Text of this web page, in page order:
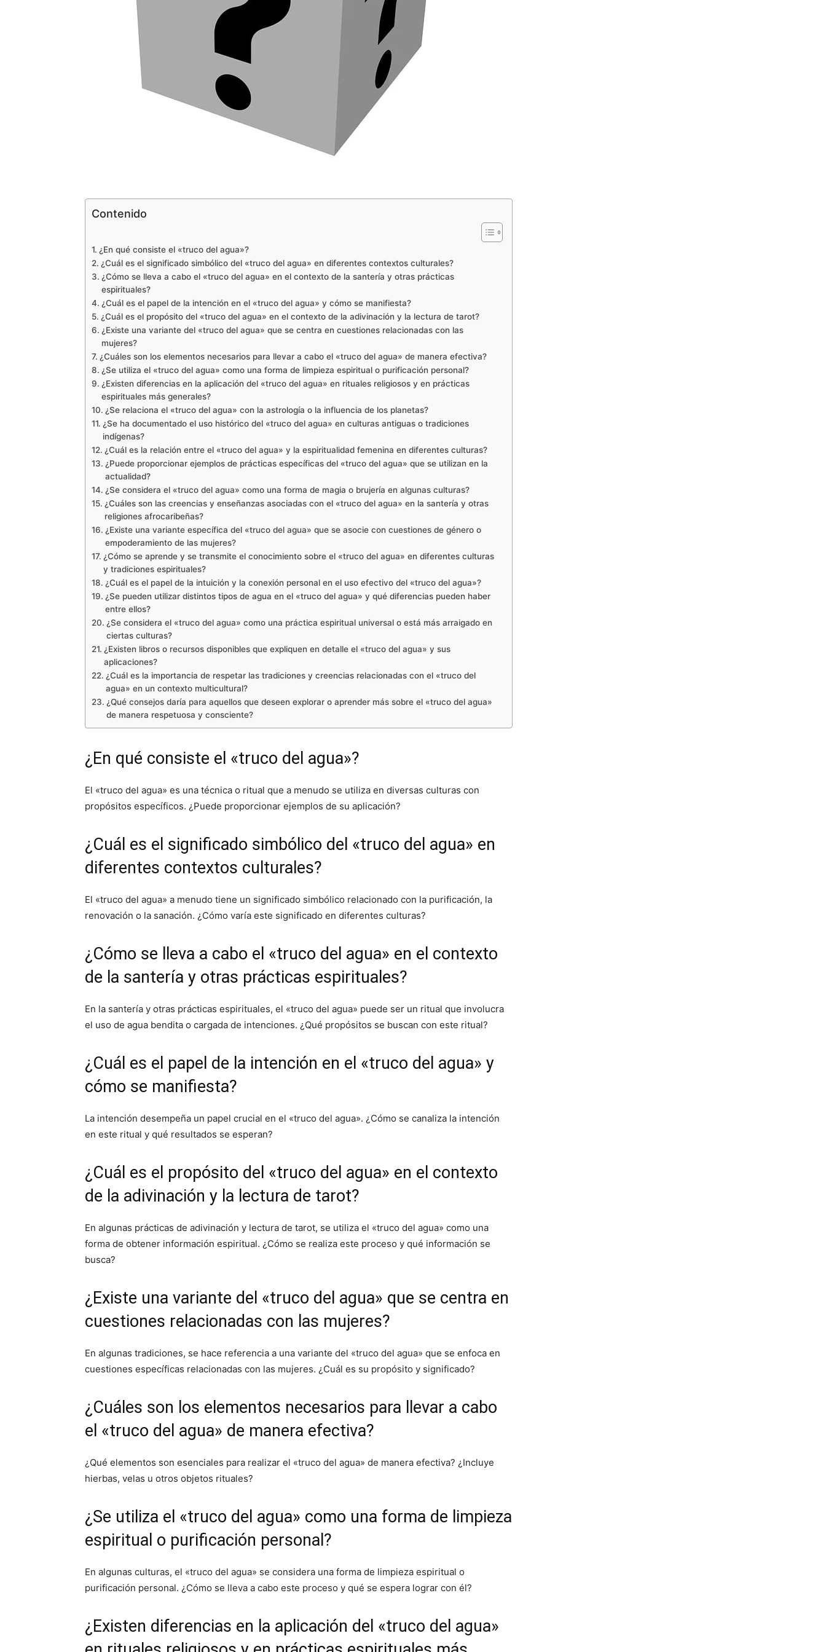
Contenido
¿En qué consiste el «truco del agua»?
¿Cuál es el significado simbólico del «truco del agua» en diferentes contextos culturales?
¿Cómo se lleva a cabo el «truco del agua» en el contexto de la santería y otras prácticas
espirituales?
¿Cuál es el papel de la intención en el «truco del agua» y cómo se manifiesta?
¿Cuál es el propósito del «truco del agua» en el contexto de la adivinación y la lectura de tarot?
¿Existe una variante del «truco del agua» que se centra en cuestiones relacionadas con las
mujeres?
¿Cuáles son los elementos necesarios para llevar a cabo el «truco del agua» de manera efectiva?
¿Se utiliza el «truco del agua» como una forma de limpieza espiritual o purificación personal?
¿Existen diferencias en la aplicación del «truco del agua» en rituales religiosos y en prácticas
espirituales más generales?
¿Se relaciona el «truco del agua» con la astrología o la influencia de los planetas?
¿Se ha documentado el uso histórico del «truco del agua» en culturas antiguas o tradiciones
indígenas?
¿Cuál es la relación entre el «truco del agua» y la espiritualidad femenina en diferentes culturas?
¿Puede proporcionar ejemplos de prácticas específicas del «truco del agua» que se utilizan en la
actualidad?
¿Se considera el «truco del agua» como una forma de magia o brujería en algunas culturas?
¿Cuáles son las creencias y enseñanzas asociadas con el «truco del agua» en la santería y otras
religiones afrocaribeñas?
¿Existe una variante específica del «truco del agua» que se asocie con cuestiones de género o
empoderamiento de las mujeres?
¿Cómo se aprende y se transmite el conocimiento sobre el «truco del agua» en diferentes culturas
y tradiciones espirituales?
¿Cuál es el papel de la intuición y la conexión personal en el uso efectivo del «truco del agua»?
¿Se pueden utilizar distintos tipos de agua en el «truco del agua» y qué diferencias pueden haber
entre ellos?
¿Se considera el «truco del agua» como una práctica espiritual universal o está más arraigado en
ciertas culturas?
¿Existen libros o recursos disponibles que expliquen en detalle el «truco del agua» y sus
aplicaciones?
¿Cuál es la importancia de respetar las tradiciones y creencias relacionadas con el «truco del
agua» en un contexto multicultural?
¿Qué consejos daría para aquellos que deseen explorar o aprender más sobre el «truco del agua»
de manera respetuosa y consciente?
¿En qué consiste el «truco del agua»?
El «truco del agua» es una técnica o ritual que a menudo se utiliza en diversas culturas con
propósitos específicos. ¿Puede proporcionar ejemplos de su aplicación?
¿Cuál es el significado simbólico del «truco del agua» en
diferentes contextos culturales?
El «truco del agua» a menudo tiene un significado simbólico relacionado con la purificación, la
renovación o la sanación. ¿Cómo varía este significado en diferentes culturas?
¿Cómo se lleva a cabo el «truco del agua» en el contexto
de la santería y otras prácticas espirituales?
En la santería y otras prácticas espirituales, el «truco del agua» puede ser un ritual que involucra
el uso de agua bendita o cargada de intenciones. ¿Qué propósitos se buscan con este ritual?
¿Cuál es el papel de la intención en el «truco del agua» y
cómo se manifiesta?
La intención desempeña un papel crucial en el «truco del agua». ¿Cómo se canaliza la intención
en este ritual y qué resultados se esperan?
¿Cuál es el propósito del «truco del agua» en el contexto
de la adivinación y la lectura de tarot?
En algunas prácticas de adivinación y lectura de tarot, se utiliza el «truco del agua» como una
forma de obtener información espiritual. ¿Cómo se realiza este proceso y qué información se
busca?
¿Existe una variante del «truco del agua» que se centra en
cuestiones relacionadas con las mujeres?
En algunas tradiciones, se hace referencia a una variante del «truco del agua» que se enfoca en
cuestiones específicas relacionadas con las mujeres. ¿Cuál es su propósito y significado?
¿Cuáles son los elementos necesarios para llevar a cabo
el «truco del agua» de manera efectiva?
¿Qué elementos son esenciales para realizar el «truco del agua» de manera efectiva? ¿Incluye
hierbas, velas u otros objetos rituales?
¿Se utiliza el «truco del agua» como una forma de limpieza
espiritual o purificación personal?
En algunas culturas, el «truco del agua» se considera una forma de limpieza espiritual o
purificación personal. ¿Cómo se lleva a cabo este proceso y qué se espera lograr con él?
¿Existen diferencias en la aplicación del «truco del agua»